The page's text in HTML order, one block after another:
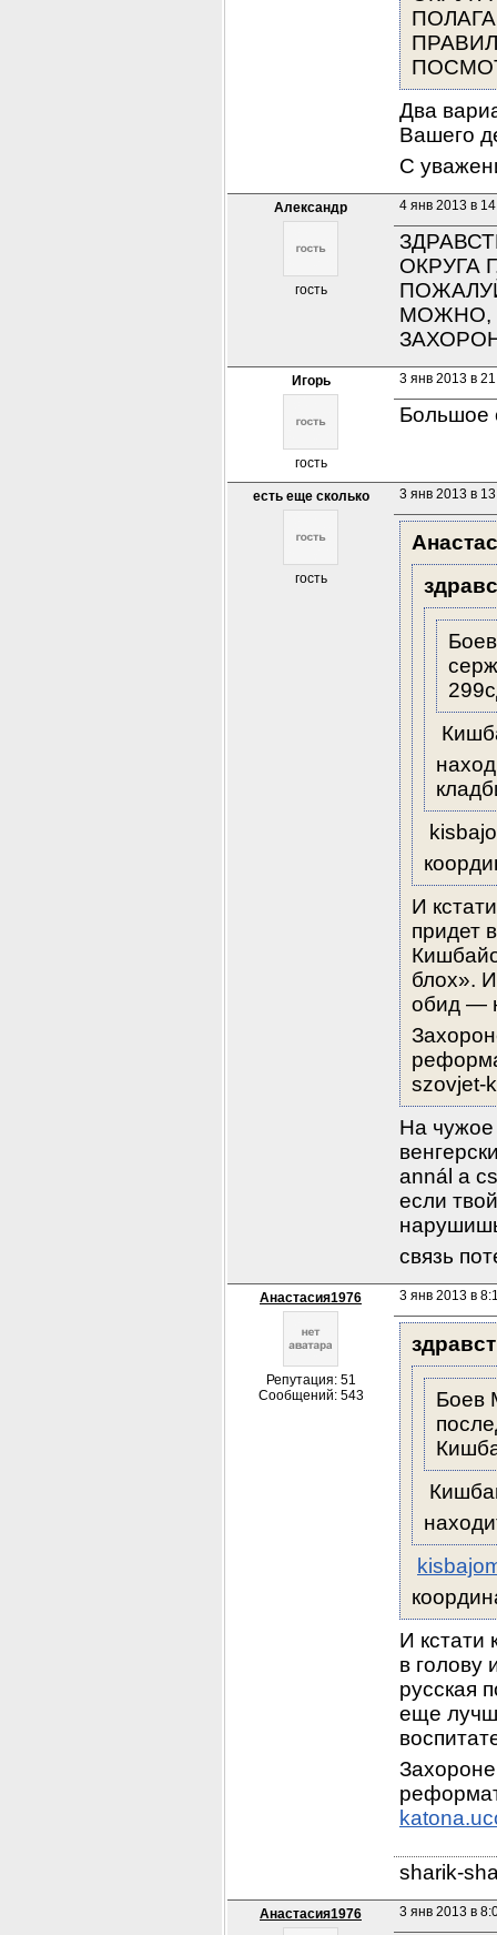
Два
Вашего
С
Александр
гость
4 янв 2013 в
ОКРУГА
МОЖНО,
Игорь
гость
3 янв 2013 в
Большое
есть еще сколько
гость
3 янв 2013 в
И
придет
блох».
обид —
szovjet-
На чужое
annál a
если
связь
Анастасия1976
Репутация: 51
Сообщений: 543
3 янв 2013 в
Боев
И кстати
в голову
русская
еще
sharik-
Анастасия1976 3 янв 2013 в